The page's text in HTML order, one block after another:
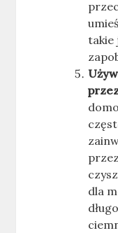
takie
dla